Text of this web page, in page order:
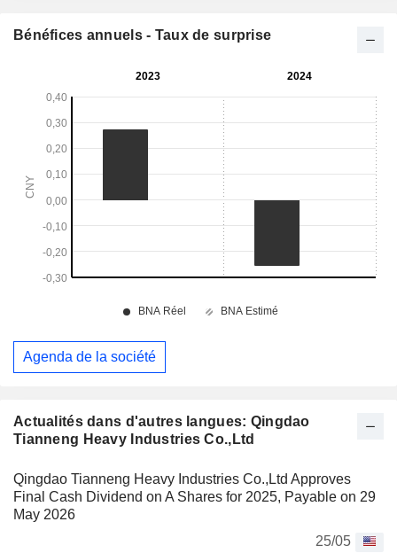
Actualités dans d'autres langues: Qingdao
Tianneng Heavy Industries Co.,Ltd
Qingdao Tianneng Heavy Industries Co.,Ltd Approves
Final Cash Dividend on A Shares for 2025, Payable on 29
May 2026
25/05
Bénéfices annuels - Taux de surprise
Agenda de la société